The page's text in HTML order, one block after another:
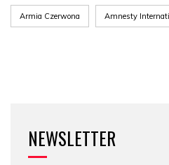
Armia Czerwona Amnesty
NEWSLETTER